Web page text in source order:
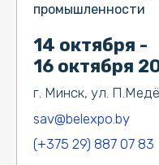
14 октября -
16 октября
г. Минск, ул.
sav@belexpo.by
(+375 29) 887 07 83
промышленности